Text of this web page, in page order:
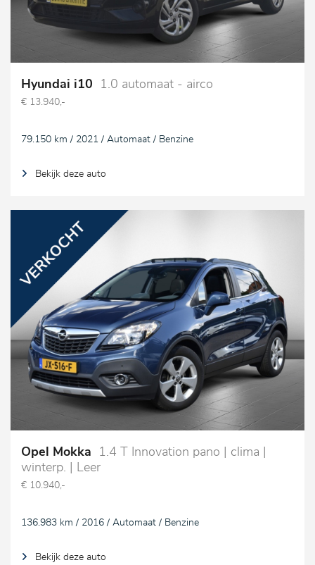
Hyundai i10 1.0 automaat - airco
€ 13.940,-
79.150 km / 2021 / Automaat / Benzine
Bekijk deze auto
Opel Mokka
1.4 T Innovation pano | clima |
winterp. | Leer
€ 10.940,-
136.983 km / 2016 / Automaat / Benzine
Bekijk deze auto